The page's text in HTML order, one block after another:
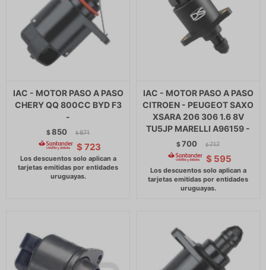
IAC - MOTOR PASO A PASO
CHERY QQ 800CC BYD F3
-
$850 $ 871
$ 723
IAC - MOTOR PASO A PASO
CITROEN - PEUGEOT SAXO
XSARA 206 306 1.6 8V
TU5JP MARELLI A96159 -
$700 $ 717
$ 595